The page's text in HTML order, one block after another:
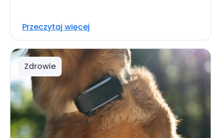
Przeczytaj więcej
Zdrowie